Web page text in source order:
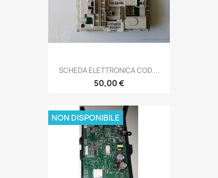
SCHEDA ELETTRONICA COD....
50,00 €
NON DISPONIBILE